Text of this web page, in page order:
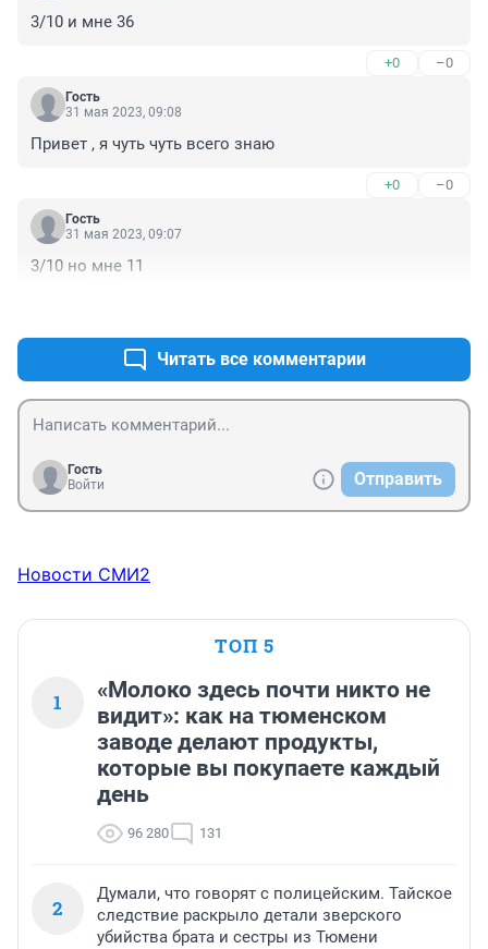
3/10 и мне 36
+0 –0
Гость
31 мая 2023, 09:08
Привет , я чуть чуть всего знаю
+0 –0
Гость
31 мая 2023, 09:07
3/10 но мне 11
Читать все комментарии
Гость
Войти
Отправить
Новости СМИ2
ТОП 5
1
«Молоко здесь почти никто не
видит»: как на тюменском
заводе делают продукты,
которые вы покупаете каждый
день
96 280 131
2
Думали, что говорят с полицейским. Тайское
следствие раскрыло детали зверского
убийства брата и сестры из Тюмени